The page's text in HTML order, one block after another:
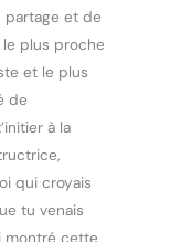
partage et de
le plus proche
et le plus
de
à la
qui croyais
tu venais
montré cette